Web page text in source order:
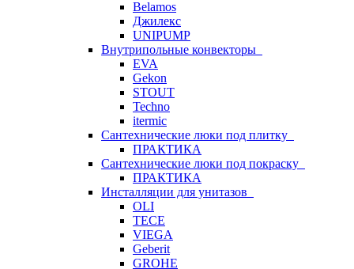
Belamos
Джилекс
UNIPUMP
Внутрипольные конвекторы
EVA
Gekon
STOUT
Techno
itermic
Сантехнические люки под плитку
ПРАКТИКА
Сантехнические люки под покраску
ПРАКТИКА
Инсталляции для унитазов
OLI
TECE
VIEGA
Geberit
GROHE